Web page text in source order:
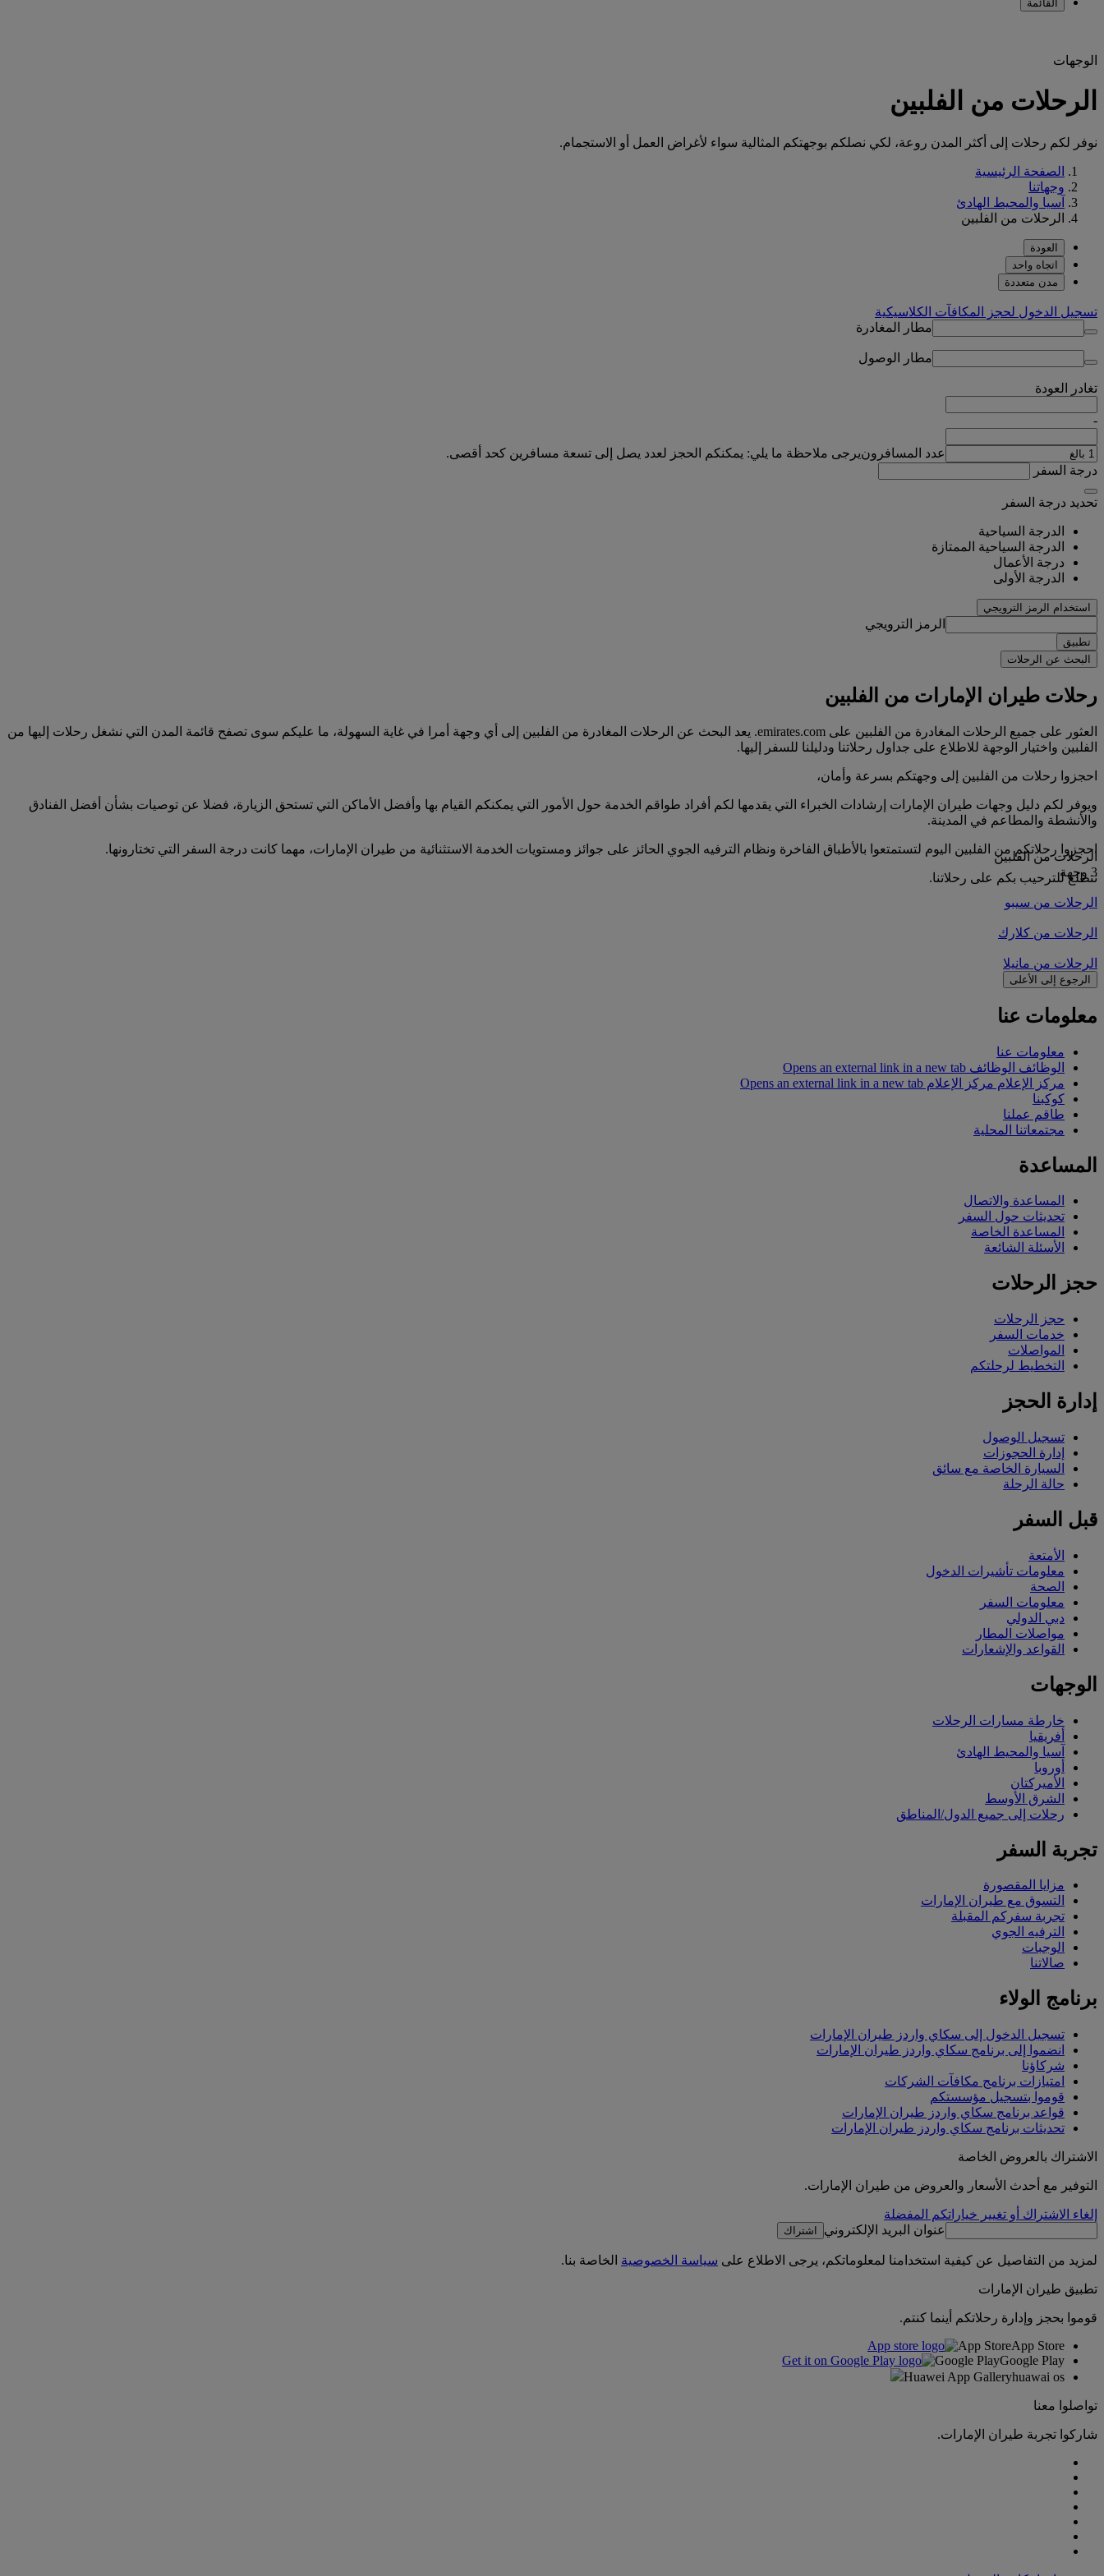
القائمة
الوجهات
الرحلات من الفلبين
نوفر لكم رحلات إلى أكثر المدن روعة، لكي نصلكم بوجهتكم المثالية سواء لأغراض العمل أو الاستجمام.
الصفحة الرئيسية
وجهاتنا
آسيا والمحيط الهادئ
الرحلات من الفلبين
العودة
اتجاه واحد
مدن متعددة
تسجيل الدخول لحجز المكافآت الكلاسيكية
مطار المغادرة
مطار الوصول
تغادر العودة
-
عدد المسافرونيرجى ملاحظة ما يلي: يمكنكم الحجز لعدد يصل إلى تسعة مسافرين كحد أقصى.
درجة السفر
تحديد درجة السفر
الدرجة السياحية
الدرجة السياحية الممتازة
درجة الأعمال
الدرجة الأولى
استخدام الرمز الترويجي
الرمز الترويجي
تطبيق
البحث عن الرحلات
رحلات طيران الإمارات من الفلبين
العثور على جميع الرحلات المغادرة من الفلبين على emirates.com. يعد البحث عن الرحلات المغادرة من الفلبين إلى أي وجهة أمرا في غاية السهولة، ما عليكم سوى تصفح قائمة المدن التي نشغل رحلات إليها من
الفلبين واختيار الوجهة للاطلاع على جداول رحلاتنا ودليلنا للسفر إليها.
احجزوا رحلات من الفلبين إلى وجهتكم بسرعة وأمان،
ويوفر لكم دليل وجهات طيران الإمارات إرشادات الخبراء التي يقدمها لكم أفراد طواقم الخدمة حول الأمور التي يمكنكم القيام بها وأفضل الأماكن التي تستحق الزيارة، فضلا عن توصيات بشأن أفضل الفنادق
والأنشطة والمطاعم في المدينة.
احجزوا رحلاتكم من الفلبين اليوم لتستمتعوا بالأطباق الفاخرة ونظام الترفيه الجوي الحائز على جوائز ومستويات الخدمة الاستثنائية من طيران الإمارات، مهما كانت درجة السفر التي تختارونها.
نتطلع للترحيب بكم على رحلاتنا.
الرحلات من الفلبين
3 وجهة
الرحلات من سيبو
الرحلات من كلارك
الرحلات من مانيلا
الرجوع إلى الأعلى
معلومات عنا
معلومات عنا
الوظائف الوظائف Opens an external link in a new tab
مركز الإعلام مركز الإعلام Opens an external link in a new tab
كوكبنا
طاقم عملنا
مجتمعاتنا المحلية
المساعدة
المساعدة والاتصال
تحديثات حول السفر
المساعدة الخاصة
الأسئلة الشائعة
حجز الرحلات
حجز الرحلات
خدمات السفر
المواصلات
التخطيط لرحلتكم
إدارة الحجز
تسجيل الوصول
إدارة الحجوزات
السيارة الخاصة مع سائق
حالة الرحلة
قبل السفر
الأمتعة
معلومات تأشيرات الدخول
الصحة
معلومات السفر
دبي الدولي
مواصلات المطار
القواعد والإشعارات
الوجهات
خارطة مسارات الرحلات
أفريقيا
آسيا والمحيط الهادئ
أوروبا
الأميركتان
الشرق الأوسط
رحلات إلى جميع الدول/المناطق
تجربة السفر
مزايا المقصورة
التسوق مع طيران الإمارات
تجربة سفركم المقبلة
الترفيه الجوي
الوجبات
صالاتنا
برنامج الولاء
تسجيل الدخول إلى سكاي واردز طيران الإمارات
انضموا إلى برنامج سكاي واردز طيران الإمارات
شركاؤنا
امتيازات برنامج مكافآت الشركات
قوموا بتسجيل مؤسستكم
قواعد برنامج سكاي واردز طيران الإمارات
تحديثات برنامج سكاي واردز طيران الإمارات
الاشتراك بالعروض الخاصة
التوفير مع أحدث الأسعار والعروض من طيران الإمارات.
إلغاء الاشتراك أو تغيير خياراتكم المفضلة
عنوان البريد الإلكتروني
اشتراك
لمزيد من التفاصيل عن كيفية استخدامنا لمعلوماتكم، يرجى الاطلاع على سياسة الخصوصية الخاصة بنا.
تطبيق طيران الإمارات
قوموا بحجز وإدارة رحلاتكم أينما كنتم.
App StoreApp Store
Google PlayGoogle Play
Huawei App Galleryhuawai os
تواصلوا معنا
شاركوا تجربة طيران الإمارات.